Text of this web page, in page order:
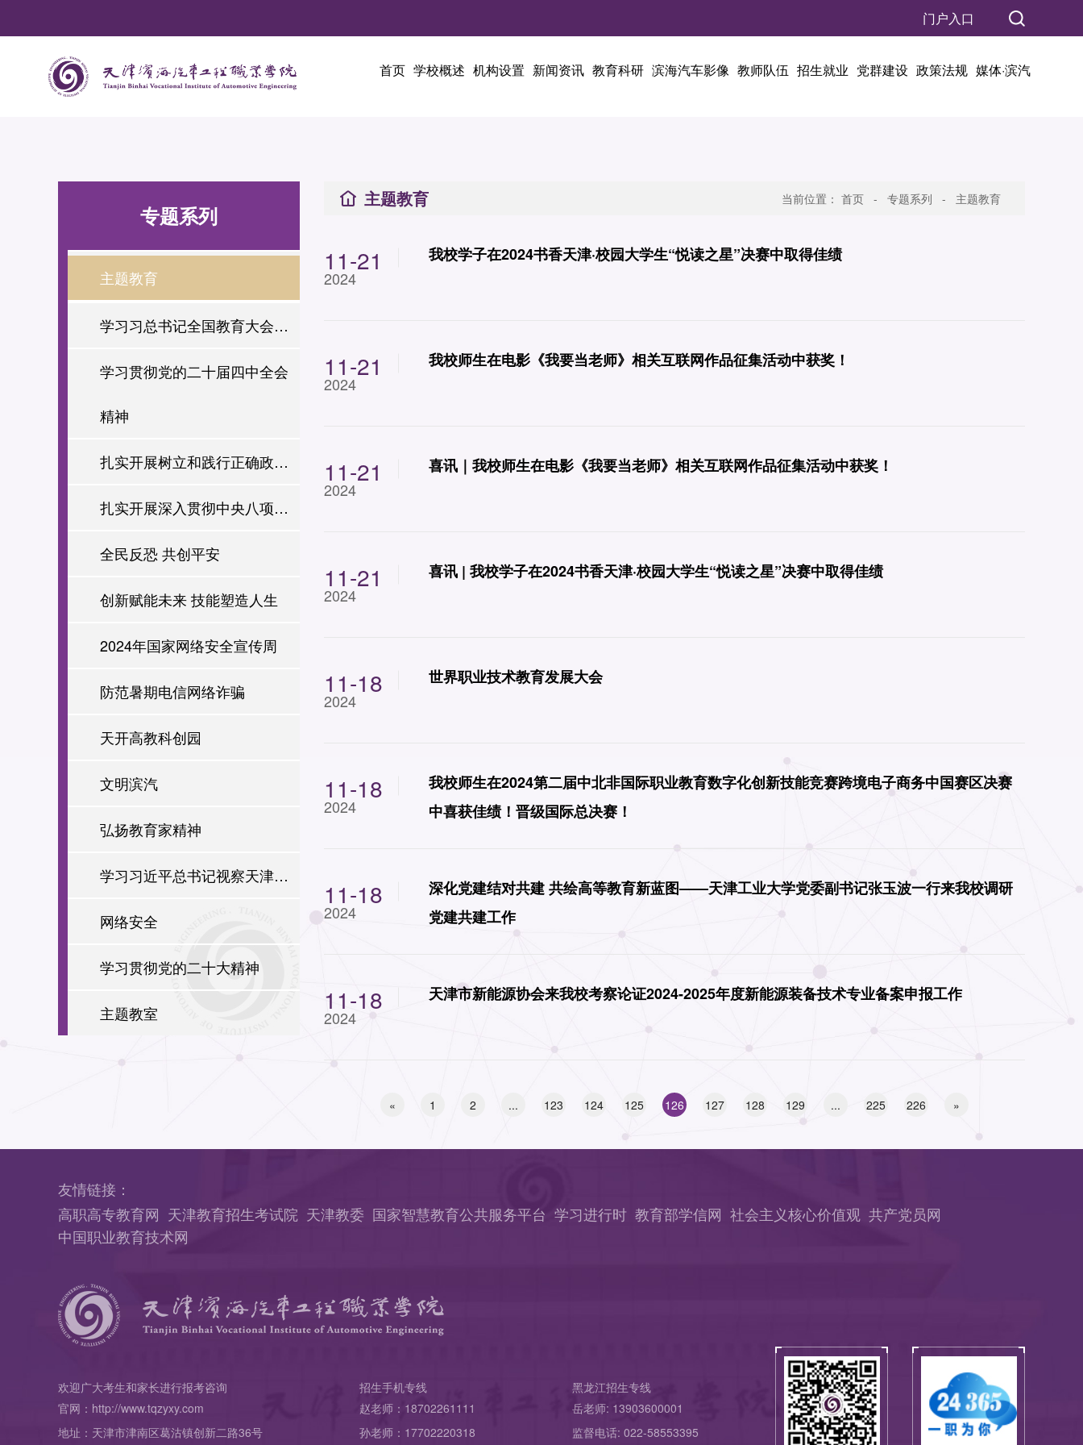
门户入口
首页 学校概述 机构设置 新闻资讯 教育科研 滨海汽车影像 教师队伍 招生就业 党群建设 政策法规 媒体·滨汽
专题系列
主题教育
学习习总书记全国教育大会讲
话精神
学习贯彻党的二十届四中全会
精神
扎实开展树立和践行正确政绩
观学习教育
扎实开展深入贯彻中央八项规
定精神学习教育
全民反恐 共创平安
创新赋能未来 技能塑造人生
2024年国家网络安全宣传周
防范暑期电信网络诈骗
天开高教科创园
文明滨汽
弘扬教育家精神
学习习近平总书记视察天津讲
话精神
网络安全
学习贯彻党的二十大精神
主题教室
主题教育 当前位置： 首页 - 专题系列 - 主题教育
11-21
2024
我校学子在2024书香天津·校园大学生“悦读之星”决赛中取得佳绩
11-21
2024
我校师生在电影《我要当老师》相关互联网作品征集活动中获奖！
11-21
2024
喜讯｜我校师生在电影《我要当老师》相关互联网作品征集活动中获奖！
11-21
2024
喜讯 | 我校学子在2024书香天津·校园大学生“悦读之星”决赛中取得佳绩
11-18
2024
世界职业技术教育发展大会
11-18
2024
我校师生在2024第二届中北非国际职业教育数字化创新技能竞赛跨境电子商务中国赛区决赛
中喜获佳绩！晋级国际总决赛！
11-18
2024
深化党建结对共建 共绘高等教育新蓝图——天津工业大学党委副书记张玉波一行来我校调研
党建共建工作
11-18
2024
天津市新能源协会来我校考察论证2024-2025年度新能源装备技术专业备案申报工作
« 1 2 ... 123 124 125 126 127 128 129 ... 225 226 »
友情链接：
高职高专教育网 天津教育招生考试院 天津教委 国家智慧教育公共服务平台 学习进行时 教育部学信网 社会主义核心价值观 共产党员网
中国职业教育技术网
欢迎广大考生和家长进行报考咨询
官网：http://www.tqzyxy.com
地址：天津市津南区葛沽镇创新二路36号
招生手机专线
赵老师：18702261111
孙老师：17702220318
黑龙江招生专线
岳老师: 13903600001
监督电话: 022-58553395